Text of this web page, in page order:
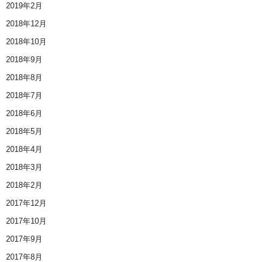
2019年2月
2018年12月
2018年10月
2018年9月
2018年8月
2018年7月
2018年6月
2018年5月
2018年4月
2018年3月
2018年2月
2017年12月
2017年10月
2017年9月
2017年8月